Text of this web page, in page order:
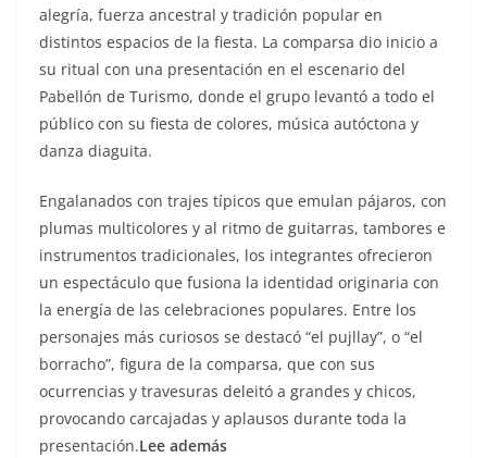
alegría, fuerza ancestral y tradición popular en
distintos espacios de la fiesta. La comparsa dio inicio a
su ritual con una presentación en el escenario del
Pabellón de Turismo, donde el grupo levantó a todo el
público con su fiesta de colores, música autóctona y
danza diaguita.
Engalanados con trajes típicos que emulan pájaros, con
plumas multicolores y al ritmo de guitarras, tambores e
instrumentos tradicionales, los integrantes ofrecieron
un espectáculo que fusiona la identidad originaria con
la energía de las celebraciones populares. Entre los
personajes más curiosos se destacó “el pujllay”, o “el
borracho”, figura de la comparsa, que con sus
ocurrencias y travesuras deleitó a grandes y chicos,
provocando carcajadas y aplausos durante toda la
presentación.Lee además